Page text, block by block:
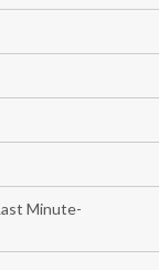
Minute-